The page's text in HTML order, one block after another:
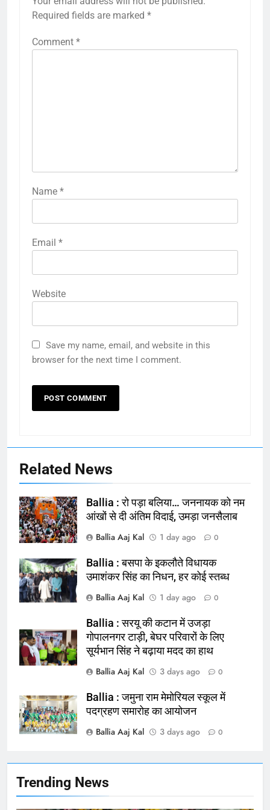
Trending News
164
चिकित्सक, किया प्रदर्शन
NATIONAL बलिया
165
Ballia : बलिया बलिदान दिवस के मौके पर
NATIONAL बलिया
166
फांसी लगाकर दी जान
NATIONAL
Required fields are marked *
Comment *
Name *
Email *
Website
Save my name, email, and website in this
browser for the next time I comment.
Related News
Ballia : रो पड़ा बलिया… जननायक को नम
आंखों से दी अंतिम विदाई, उमड़ा जनसैलाब
Ballia Aaj Kal
1 day ago 0
Ballia : बसपा के इकलौते विधायक
उमाशंकर सिंह का निधन, हर कोई स्तब्ध
Ballia Aaj Kal
1 day ago 0
Ballia : सरयू की कटान में उजड़ा
गोपालनगर टाड़ी, बेघर परिवारों के लिए
सूर्यभान सिंह ने बढ़ाया मदद का हाथ
Ballia Aaj Kal
3 days ago 0
Ballia : जमुना राम मेमोरियल स्कूल में
पदग्रहण समारोह का आयोजन
Ballia Aaj Kal
3 days ago 0